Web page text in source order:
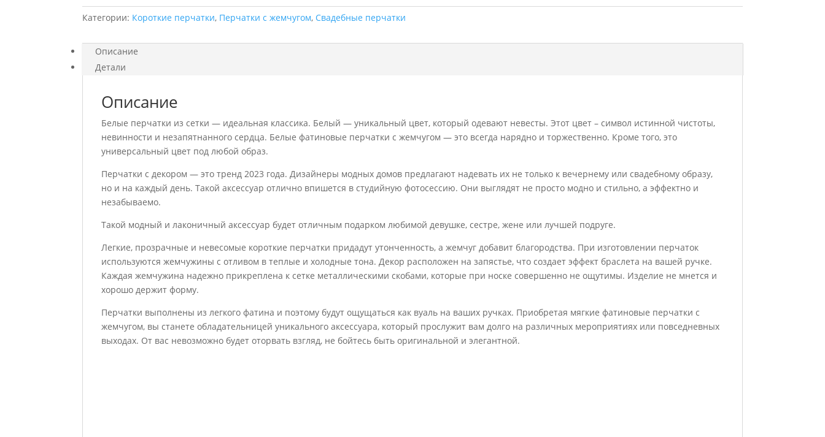
Категории: Короткие перчатки, Перчатки с жемчугом, Свадебные перчатки
Описание
Детали
Описание
Белые перчатки из сетки — идеальная классика. Белый — уникальный цвет, который одевают невесты. Этот цвет – символ истинной чистоты,
невинности и незапятнанного сердца. Белые фатиновые перчатки с жемчугом — это всегда нарядно и торжественно. Кроме того, это
универсальный цвет под любой образ.
Перчатки с декором — это тренд 2023 года. Дизайнеры модных домов предлагают надевать их не только к вечернему или свадебному образу,
но и на каждый день. Такой аксессуар отлично впишется в студийную фотосессию. Они выглядят не просто модно и стильно, а эффектно и
незабываемо.
Такой модный и лаконичный аксессуар будет отличным подарком любимой девушке, сестре, жене или лучшей подруге.
Легкие, прозрачные и невесомые короткие перчатки придадут утонченность, а жемчуг добавит благородства. При изготовлении перчаток
используются жемчужины с отливом в теплые и холодные тона. Декор расположен на запястье, что создает эффект браслета на вашей ручке.
Каждая жемчужина надежно прикреплена к сетке металлическими скобами, которые при носке совершенно не ощутимы. Изделие не мнется и
хорошо держит форму.
Перчатки выполнены из легкого фатина и поэтому будут ощущаться как вуаль на ваших ручках. Приобретая мягкие фатиновые перчатки с
жемчугом, вы станете обладательницей уникального аксессуара, который прослужит вам долго на различных мероприятиях или повседневных
выходах. От вас невозможно будет оторвать взгляд, не бойтесь быть оригинальной и элегантной.